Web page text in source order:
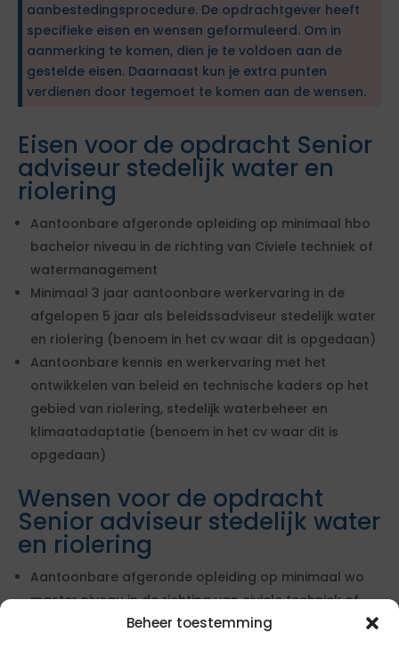
Beheer toestemming
aanbestedingsprocedure. De opdrachtgever heeft
specifieke eisen en wensen geformuleerd. Om in
aanmerking te komen, dien je te voldoen aan de
gestelde eisen. Daarnaast kun je extra punten
verdienen door tegemoet te komen aan de wensen.
Eisen voor de opdracht Senior
adviseur stedelijk water en
riolering
Aantoonbare afgeronde opleiding op minimaal hbo
bachelor niveau in de richting van Civiele techniek of
watermanagement
Minimaal 3 jaar aantoonbare werkervaring in de
afgelopen 5 jaar als beleidssadviseur stedelijk water
en riolering (benoem in het cv waar dit is opgedaan)
Aantoonbare kennis en werkervaring met het
ontwikkelen van beleid en technische kaders op het
gebied van riolering, stedelijk waterbeheer en
klimaatadaptatie (benoem in het cv waar dit is
opgedaan)
Wensen voor de opdracht
Senior adviseur stedelijk water
en riolering
Aantoonbare afgeronde opleiding op minimaal wo
master niveau in de richting van civiele techniek of
watermanagement